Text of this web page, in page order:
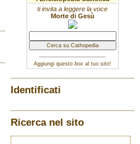
ti invita a leggere la voce
Morte di Gesù
Aggiungi questo box al tuo sito!
Identificati
Ricerca nel sito